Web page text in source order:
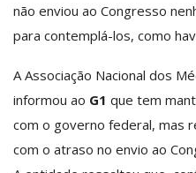
não enviou ao Congresso
para contemplá-los, como
A Associação Nacional dos
informou ao G1 que tem
com o governo federal, mas
com o atraso no envio ao